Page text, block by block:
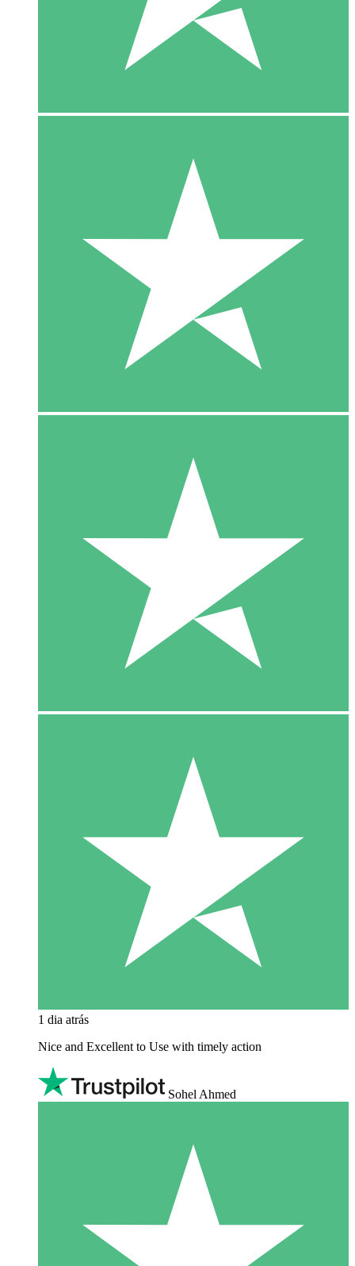
1 dia atrás
Nice and Excellent to Use with timely action
Sohel Ahmed